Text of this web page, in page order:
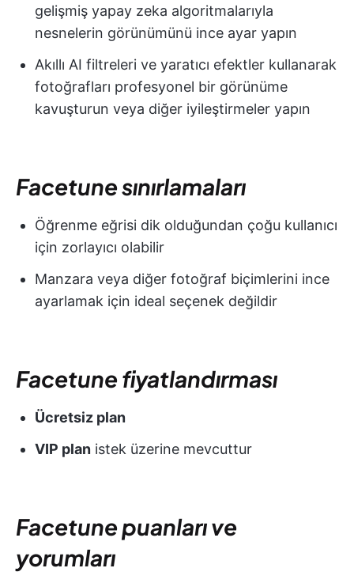
gelişmiş yapay zeka algoritmalarıyla
nesnelerin görünümünü ince ayar yapın
Akıllı AI filtreleri ve yaratıcı efektler kullanarak
fotoğrafları profesyonel bir görünüme
kavuşturun veya diğer iyileştirmeler yapın
Facetune sınırlamaları
Öğrenme eğrisi dik olduğundan çoğu kullanıcı
için zorlayıcı olabilir
Manzara veya diğer fotoğraf biçimlerini ince
ayarlamak için ideal seçenek değildir
Facetune fiyatlandırması
Ücretsiz plan
VIP plan istek üzerine mevcuttur
Facetune puanları ve
yorumları